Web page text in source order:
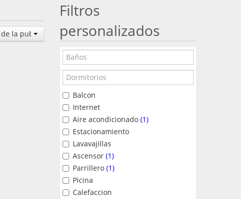
la publicacion (Z-A)
Filtros
personalizados
Balcon
Internet
Aire acondicionado(1)
Estacionamiento
Lavavajillas
Ascensor(1)
Parrillero(1)
Picina
Calefaccion